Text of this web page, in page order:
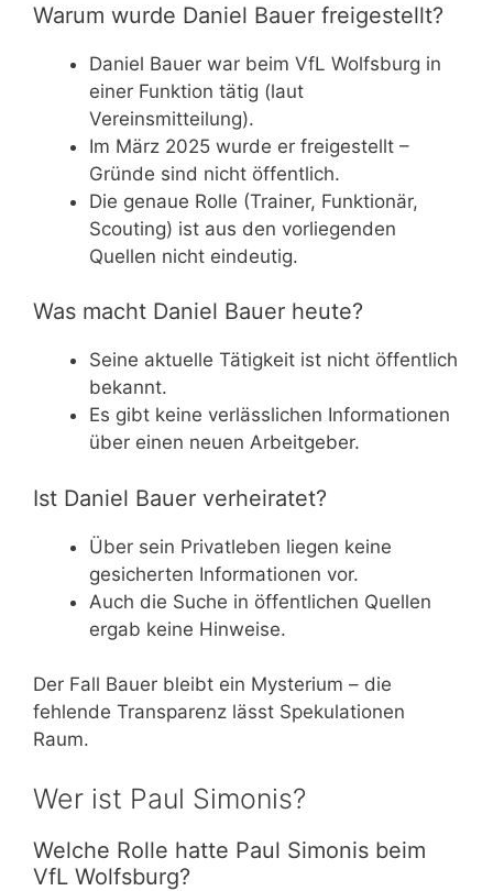
Warum wurde Daniel Bauer freigestellt?
Daniel Bauer war beim VfL Wolfsburg in
einer Funktion tätig (laut
Vereinsmitteilung).
Im März 2025 wurde er freigestellt –
Gründe sind nicht öffentlich.
Die genaue Rolle (Trainer, Funktionär,
Scouting) ist aus den vorliegenden
Quellen nicht eindeutig.
Was macht Daniel Bauer heute?
Seine aktuelle Tätigkeit ist nicht öffentlich
bekannt.
Es gibt keine verlässlichen Informationen
über einen neuen Arbeitgeber.
Ist Daniel Bauer verheiratet?
Über sein Privatleben liegen keine
gesicherten Informationen vor.
Auch die Suche in öffentlichen Quellen
ergab keine Hinweise.
Der Fall Bauer bleibt ein Mysterium – die
fehlende Transparenz lässt Spekulationen
Raum.
Wer ist Paul Simonis?
Welche Rolle hatte Paul Simonis beim
VfL Wolfsburg?